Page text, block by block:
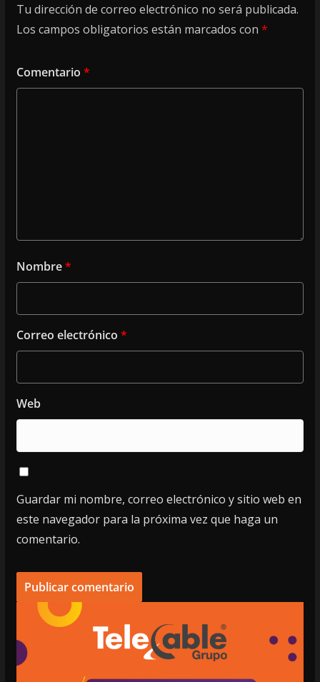
Tu dirección de correo electrónico no será publicada.
Los campos obligatorios están marcados con *
Comentario *
Nombre*
Correo electrónico *
Web
Guardar mi nombre, correo electrónico y sitio web en
este navegador para la próxima vez que haga un
comentario.